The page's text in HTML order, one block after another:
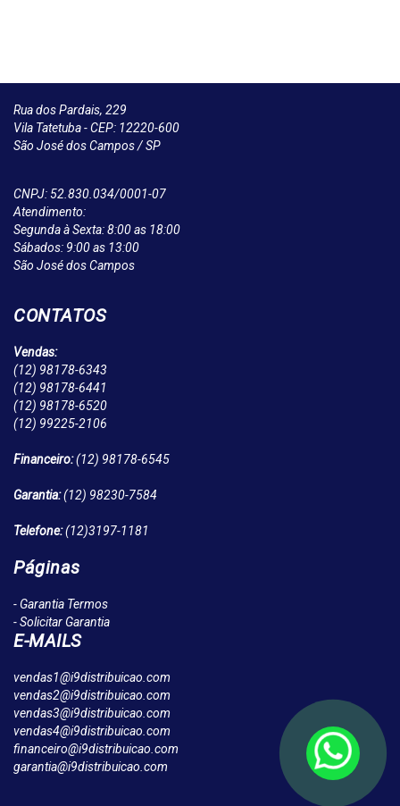
Rua dos Pardais, 229
Vila Tatetuba - CEP: 12220-600
São José dos Campos / SP
CNPJ: 52.830.034/0001-07
Atendimento:
Segunda à Sexta: 8:00 as 18:00
Sábados: 9:00 as 13:00
São José dos Campos
CONTATOS
Vendas:
(12) 98178-6343
(12) 98178-6441
(12) 98178-6520
(12) 99225-2106
Financeiro:(12) 98178-6545
Garantia:(12) 98230-7584
Telefone:(12)3197-1181
Páginas
- Garantia Termos
- Solicitar Garantia
E-MAILS
vendas1@i9distribuicao.com
vendas2@i9distribuicao.com
vendas3@i9distribuicao.com
vendas4@i9distribuicao.com
financeiro@i9distribuicao.com
garantia@i9distribuicao.com